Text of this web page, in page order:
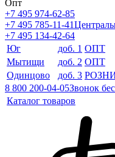
Опт
+7 495 974-62-85
+7 495 785-11-41
+7 495 134-42-64
Юг
доб. 1 ОПТ
Мытищи
доб. 2 ОПТ
Одинцово
доб. 3
8 800 200-04-05Звонок
Каталог товаров